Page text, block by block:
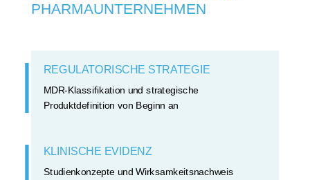
PHARMAUNTERNEHMEN
REGULATORISCHE STRATEGIE
MDR-Klassifikation und strategische
Produktdefinition von Beginn an
KLINISCHE EVIDENZ
Studienkonzepte und Wirksamkeitsnachweis